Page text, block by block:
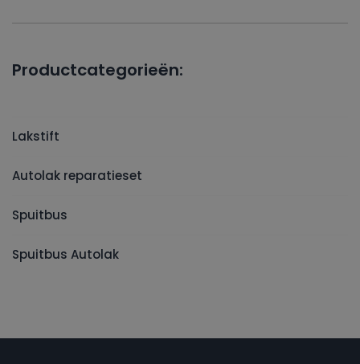
Productcategorieën:
Lakstift
Autolak reparatieset
Spuitbus
Spuitbus Autolak